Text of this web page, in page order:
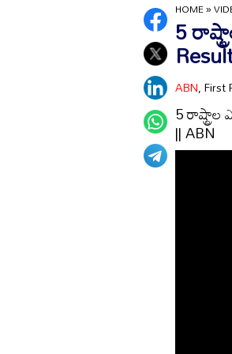
HOME»
5
ABN, First
5
|| ABN